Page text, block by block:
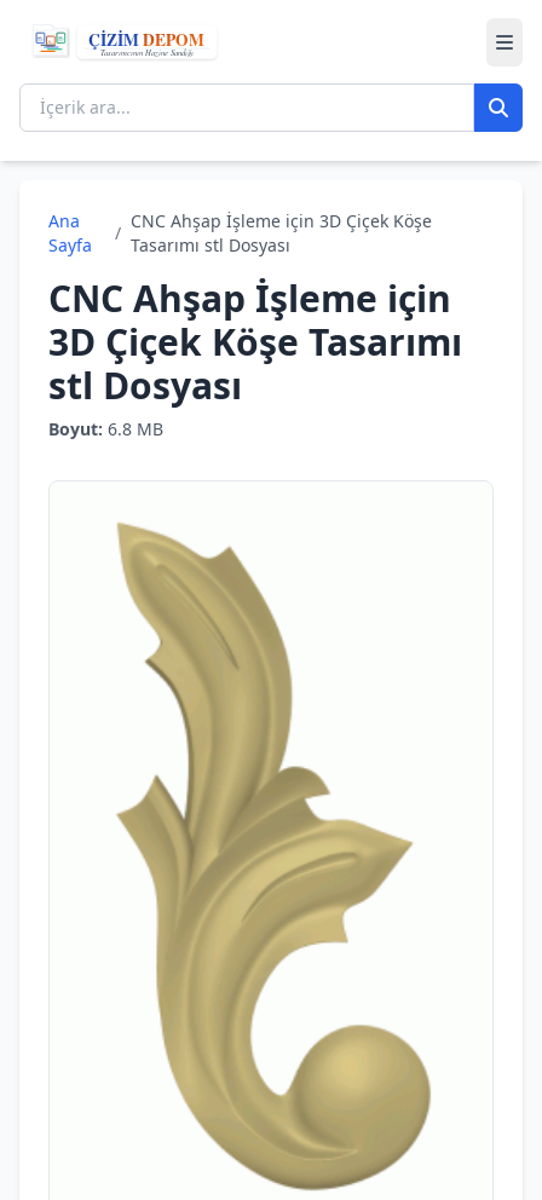
Ana
Sayfa
/
CNC Ahşap İşleme için 3D Çiçek Köşe
Tasarımı stl Dosyası
CNC Ahşap İşleme için
3D Çiçek Köşe Tasarımı
stl Dosyası
Boyut: 6.8 MB